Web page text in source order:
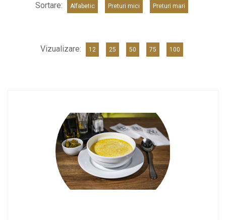
Sortare: Alfabetic Preturi mici Preturi mari
Vizualizare: 12 25 50 75 100